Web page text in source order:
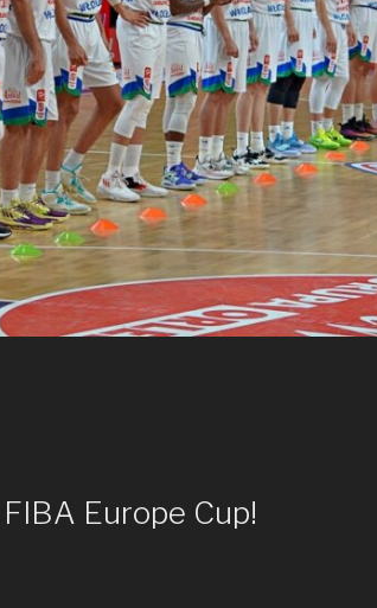
Europe Cup!